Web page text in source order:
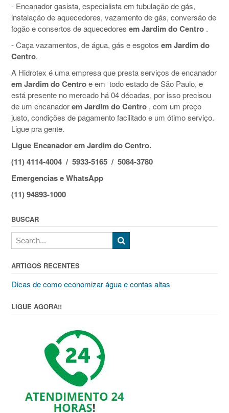
- Encanador gasista, especialista em tubulação de gás,
instalação de aquecedores, vazamento de gás, conversão de
fogão e consertos de aquecedores em Jardim do Centro .
- Caça vazamentos, de água, gás e esgotos em Jardim do
Centro.
A Hidrotex é uma empresa que presta serviços de encanador
em Jardim do Centroe em todo estado de São Paulo, e
está presente no mercado há 04 décadas, por isso precisou
de um encanadorem Jardim do Centro , com um preço
justo, condições de pagamento facilitado e um ótimo serviço.
Ligue pra gente.
Ligue Encanador em Jardim do Centro.
(11) 4114-4004 / 5933-5165 / 5084-3780
Emergencias e WhatsApp
(11) 94893-1000
BUSCAR
ARTIGOS RECENTES
Dicas de como economizar água e contas altas
LIGUE AGORA!!